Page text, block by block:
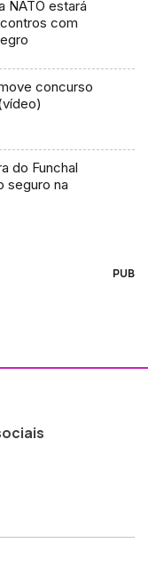
NATO estará
com
concurso
do Funchal
seguro na
PUB
ao